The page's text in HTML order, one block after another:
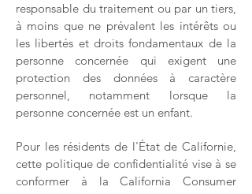
responsable du traitement ou par un tiers,
à moins que ne prévalent les intérêts ou
les libertés et droits fondamentaux de la
personne concernée qui exigent une
protection des données à caractère
personnel, notamment lorsque la
personne concernée est un enfant.
Pour les résidents de l'État de Californie,
cette politique de confidentialité vise à se
conformer à la California Consumer